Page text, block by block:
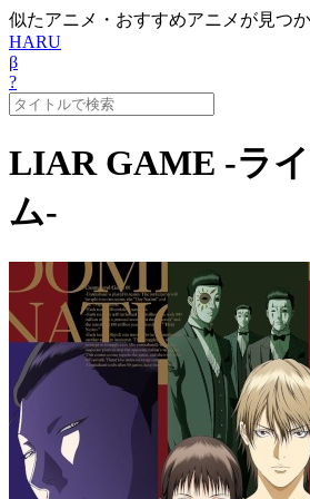
似たアニメ・おすすめアニメが見つ
HARU
β
?
LIAR GAME -ラ
ム-